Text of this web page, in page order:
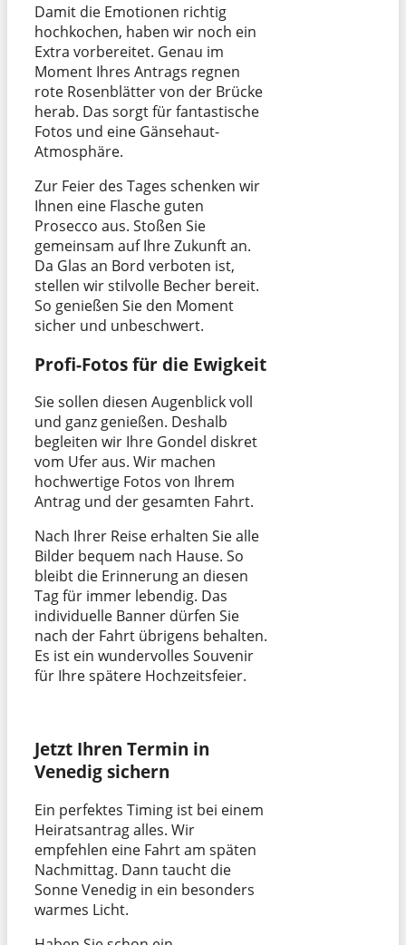
Damit die Emotionen richtig
hochkochen, haben wir noch ein
Extra vorbereitet. Genau im
Moment Ihres Antrags regnen
rote Rosenblätter von der Brücke
herab. Das sorgt für fantastische
Fotos und eine Gänsehaut-
Atmosphäre.
Zur Feier des Tages schenken wir
Ihnen eine Flasche guten
Prosecco aus. Stoßen Sie
gemeinsam auf Ihre Zukunft an.
Da Glas an Bord verboten ist,
stellen wir stilvolle Becher bereit.
So genießen Sie den Moment
sicher und unbeschwert.
Profi-Fotos für die Ewigkeit
Sie sollen diesen Augenblick voll
und ganz genießen. Deshalb
begleiten wir Ihre Gondel diskret
vom Ufer aus. Wir machen
hochwertige Fotos von Ihrem
Antrag und der gesamten Fahrt.
Nach Ihrer Reise erhalten Sie alle
Bilder bequem nach Hause. So
bleibt die Erinnerung an diesen
Tag für immer lebendig. Das
individuelle Banner dürfen Sie
nach der Fahrt übrigens behalten.
Es ist ein wundervolles Souvenir
für Ihre spätere Hochzeitsfeier.
Jetzt Ihren Termin in
Venedig sichern
Ein perfektes Timing ist bei einem
Heiratsantrag alles. Wir
empfehlen eine Fahrt am späten
Nachmittag. Dann taucht die
Sonne Venedig in ein besonders
warmes Licht.